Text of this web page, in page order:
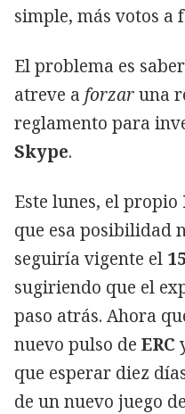
simple, más votos a
El problema es
atreve a forzaruna
reglamento para
Skype.
Este lunes, el propio
que esa posibilidad
seguiría vigente el
sugiriendo que el
paso atrás. Ahora
nuevo pulso de ERC
que esperar diez
de un nuevo juego